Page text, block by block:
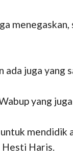
juga
yang
mendidik
Haris.